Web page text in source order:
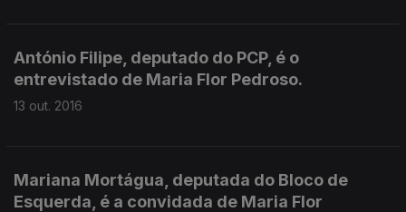
António Filipe, deputado do PCP, é o
entrevistado de Maria Flor Pedroso.
13 out. 2016
Mariana Mortágua, deputada do Bloco de
Esquerda, é a convidada de Maria Flor